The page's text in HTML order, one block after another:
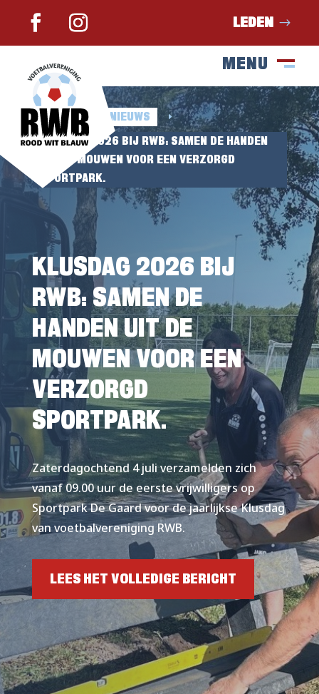
LEDEN
MENU
SLUIT
M
HOME E NIEUWS E
KLUSDAG 2026 BIJ RWB: SAMEN DE HANDEN
UIT DE MOUWEN VOOR EEN VERZORGD
SPORTPARK.
KLUSDAG 2026 BIJ
RWB: SAMEN DE
HANDEN UIT DE
MOUWEN VOOR EEN
VERZORGD
SPORTPARK.
Zaterdagochtend 4 juli verzamelden zich
vanaf 09.00 uur de eerste vrijwilligers op
Sportpark De Gaard voor de jaarlijkse Klusdag
van voetbalvereniging RWB.
LEES HET VOLLEDIGE BERICHT